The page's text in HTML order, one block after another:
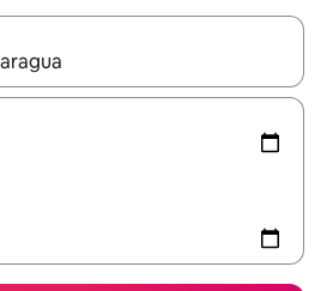
kan du navigera med upp- och